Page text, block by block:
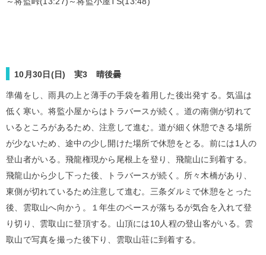
10月30日(日) 実3 晴後曇
準備をし、雨具の上と薄手の手袋を着用した後出発する。気温は
低く寒い。将監小屋からはトラバースが続く。道の南側が切れて
いるところがあるため、注意して進む。道が細く休憩できる場所
が少ないため、途中の少し開けた場所で休憩をとる。前には1人の
登山者がいる。飛龍権現から尾根上を登り、飛龍山に到着する。
飛龍山から少し下った後、トラバースが続く。所々木橋があり、
東側が切れているため注意して進む。三条ダルミで休憩をとった
後、雲取山へ向かう。１年生のペースが落ちるが気合を入れて登
り切り、雲取山に登頂する。山頂には10人程の登山客がいる。雲
取山で写真を撮った後下り、雲取山荘に到着する。